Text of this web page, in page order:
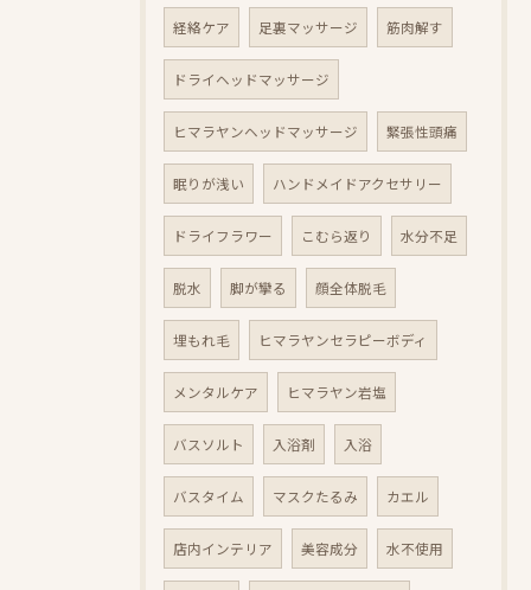
経絡ケア 足裏マッサージ 筋肉解す
ドライヘッドマッサージ
ヒマラヤンヘッドマッサージ 緊張性頭痛
眠りが浅い ハンドメイドアクセサリー
ドライフラワー こむら返り 水分不足
脱水 脚が攣る 顔全体脱毛
埋もれ毛 ヒマラヤンセラピーボディ
メンタルケア ヒマラヤン岩塩
バスソルト 入浴剤 入浴
バスタイム マスクたるみ カエル
店内インテリア 美容成分 水不使用